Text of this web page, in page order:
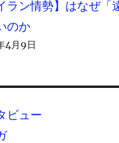
ラン情勢】はなぜ「
のか
4月9日
ビュー